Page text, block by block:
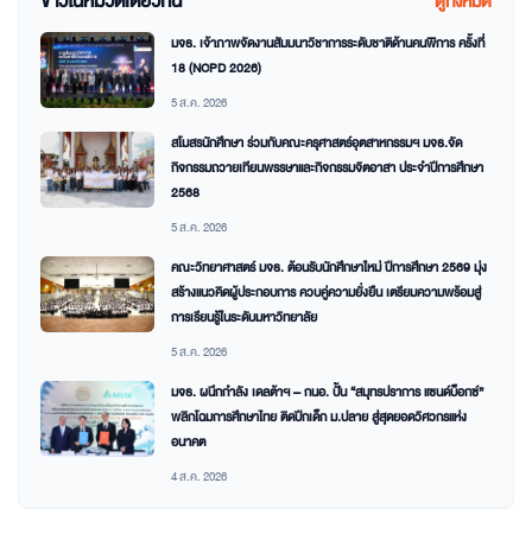
มจธ. เจ้าภาพจัดงานสัมมนาวิชาการระดับชาติด้านคนพิการ ครั้งที่
18 (NCPD 2026)
5 ส.ค. 2026
สโมสรนักศึกษา ร่วมกับคณะครุศาสตร์อุตสาหกรรมฯ มจธ.จัด
กิจกรรมถวายเทียนพรรษาและกิจกรรมจิตอาสา ประจำปีการศึกษา
2568
5 ส.ค. 2026
คณะวิทยาศาสตร์ มจธ. ต้อนรับนักศึกษาใหม่ ปีการศึกษา 2569 มุ่ง
สร้างแนวคิดผู้ประกอบการ ควบคู่ความยั่งยืน เตรียมความพร้อมสู่
การเรียนรู้ในระดับมหาวิทยาลัย
5 ส.ค. 2026
มจธ. ผนึกกำลัง เดลต้าฯ – กนอ. ปั้น “สมุทรปราการ แซนด์บ็อกซ์”
พลิกโฉมการศึกษาไทย ติดปีกเด็ก ม.ปลาย สู่สุดยอดวิศวกรแห่ง
อนาคต
4 ส.ค. 2026